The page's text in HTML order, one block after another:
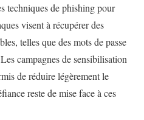
techniques de phishing pour
visent à récupérer des
telles que des mots de passe
campagnes de sensibilisation
de réduire légèrement le
reste de mise face à ces